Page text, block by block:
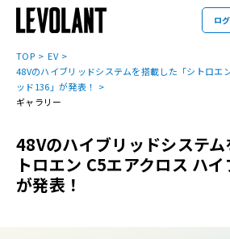
ロ
TOP
EV
48Vのハイブリッドシステムを搭載した「シトロエ
ッド136」が発表！
ギャラリー
48Vのハイブリッドシステ
トロエン C5エアクロス ハイ
が発表！